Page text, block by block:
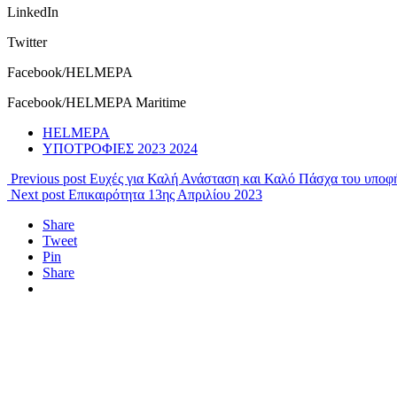
LinkedIn
Twitter
Facebook/HELMEPA
Facebook/HELMEPA Maritime
HELMEPA
ΥΠΟΤΡΟΦΙΕΣ 2023 2024
Previous post Ευχές για Καλή Ανάσταση και Καλό Πάσχα του
Next post Επικαιρότητα 13ης Απριλίου 2023
Share
Tweet
Pin
Share